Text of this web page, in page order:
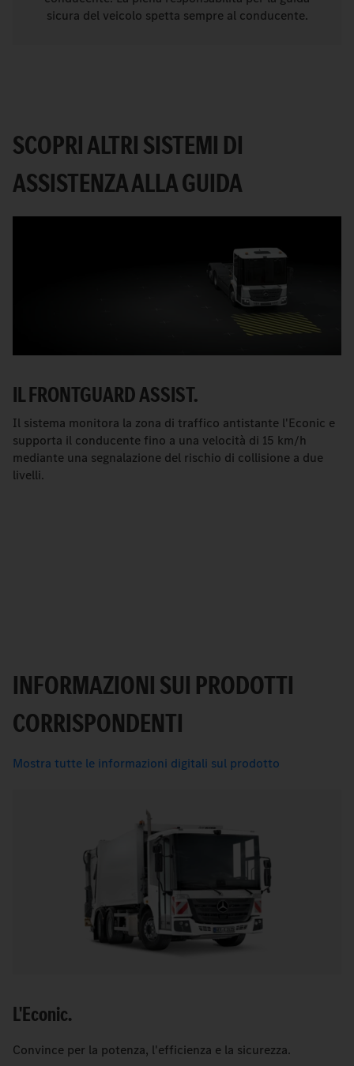
sicura del veicolo spetta sempre al conducente.
SCOPRI ALTRI SISTEMI DI
ASSISTENZA ALLA GUIDA
IL FRONTGUARD ASSIST.
Il sistema monitora la zona di traffico antistante l'Econic e
supporta il conducente fino a una velocità di 15 km/h
mediante una segnalazione del rischio di collisione a due
livelli.
INFORMAZIONI SUI PRODOTTI
CORRISPONDENTI
Mostra tutte le informazioni digitali sul prodotto
L'Econic.
Convince per la potenza, l'efficienza e la sicurezza.